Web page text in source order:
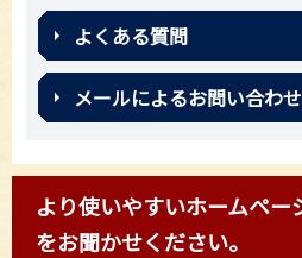
よくある質問
メールによるお問い合わせ
より使いやすいホームペ
をお聞かせください。